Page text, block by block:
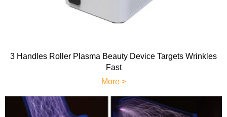
3 Handles Roller Plasma Beauty Device Targets Wrinkles
Fast
More >